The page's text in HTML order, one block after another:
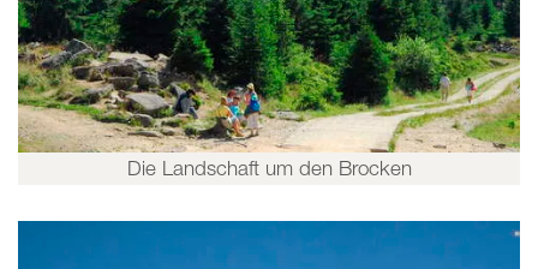
Die Landschaft um den Brocken